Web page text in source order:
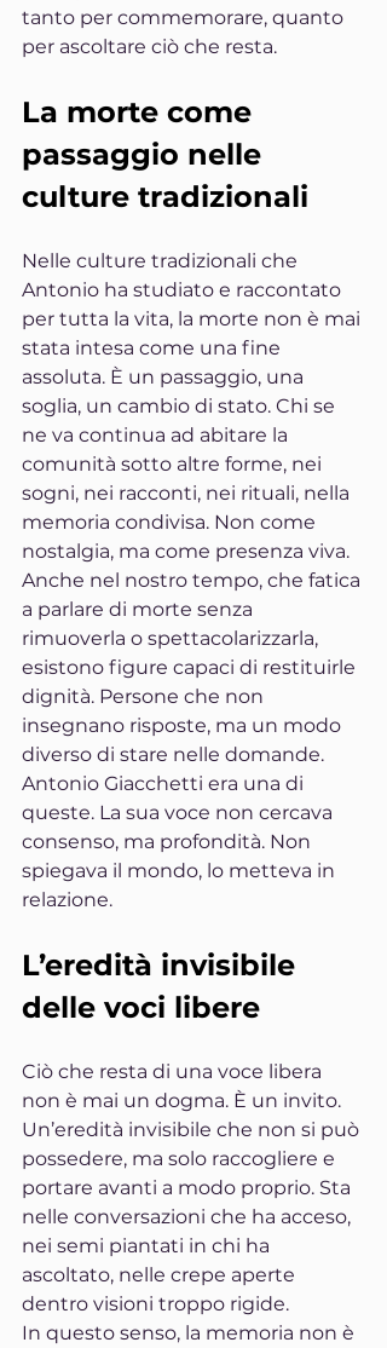
tanto per commemorare, quanto
per ascoltare ciò che resta.
La morte come
passaggio nelle
culture tradizionali
Nelle culture tradizionali che
Antonio ha studiato e raccontato
per tutta la vita, la morte non è mai
stata intesa come una fine
assoluta. È un passaggio, una
soglia, un cambio di stato. Chi se
ne va continua ad abitare la
comunità sotto altre forme, nei
sogni, nei racconti, nei rituali, nella
memoria condivisa. Non come
nostalgia, ma come presenza viva.
Anche nel nostro tempo, che fatica
a parlare di morte senza
rimuoverla o spettacolarizzarla,
esistono figure capaci di restituirle
dignità. Persone che non
insegnano risposte, ma un modo
diverso di stare nelle domande.
Antonio Giacchetti era una di
queste. La sua voce non cercava
consenso, ma profondità. Non
spiegava il mondo, lo metteva in
relazione.
L’eredità invisibile
delle voci libere
Ciò che resta di una voce libera
non è mai un dogma. È un invito.
Un’eredità invisibile che non si può
possedere, ma solo raccogliere e
portare avanti a modo proprio. Sta
nelle conversazioni che ha acceso,
nei semi piantati in chi ha
ascoltato, nelle crepe aperte
dentro visioni troppo rigide.
In questo senso, la memoria non è